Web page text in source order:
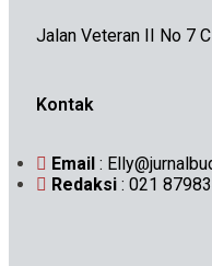
Jalan Veteran II No 7
Kontak
Email :
Redaksi : 021